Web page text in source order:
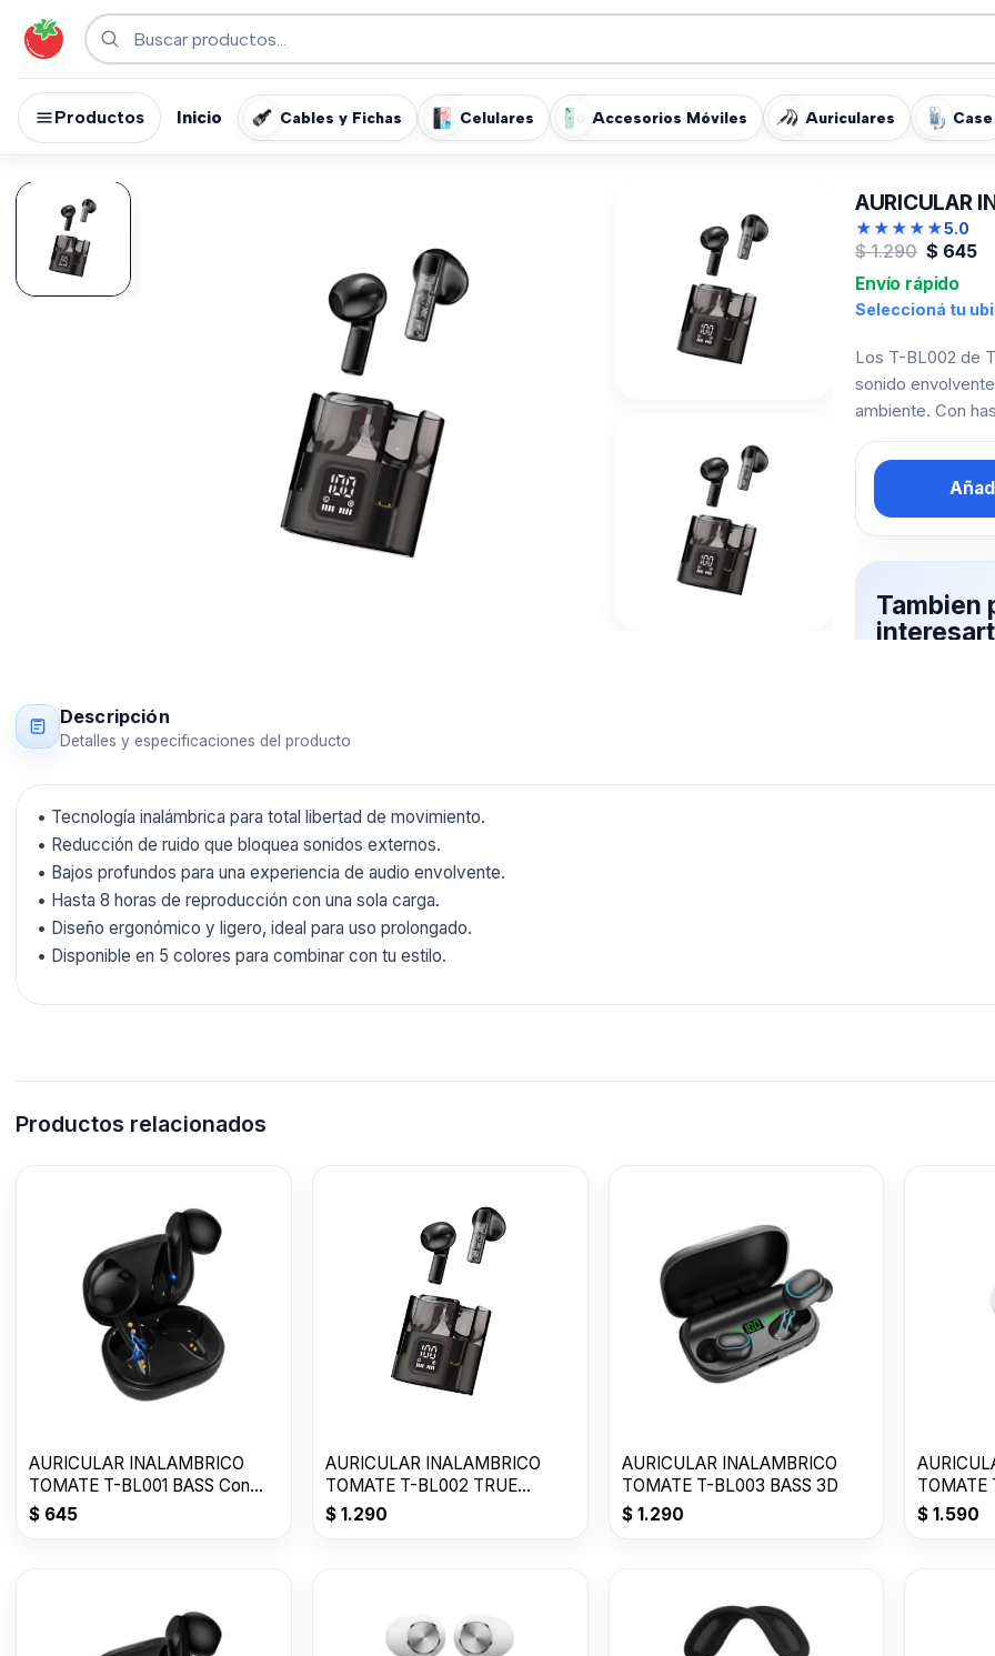
Productos Inicio Cables y Fichas Celulares Accesorios Móviles Auriculares Case
AURICULAR
★★★★★5.0
$1.290
El
precio
original
era:
$ 645
El
precio
actual
es:
Envío rápido
Seleccioná tu
Los T-BL002 de
sonido
ambiente. Con
Tambien
BASS Con
Descripción
Detalles y especificaciones del producto
• Tecnología inalámbrica para total libertad de movimiento.
• Reducción de ruido que bloquea sonidos externos.
• Bajos profundos para una experiencia de audio envolvente.
• Hasta 8 horas de reproducción con una sola carga.
• Diseño ergonómico y ligero, ideal para uso prolongado.
• Disponible en 5 colores para combinar con tu estilo.
Productos relacionados
AURICULAR INALAMBRICO
TOMATE T-BL001 BASS Con
50% OFF
$ 645
AURICULAR INALAMBRICO
TOMATE T-BL002 TRUE
WIRELESS
$1.290
AURICULAR INALAMBRICO
TOMATE T-BL003 BASS 3D
$1.290
TOMATE
2da
$ 1.590